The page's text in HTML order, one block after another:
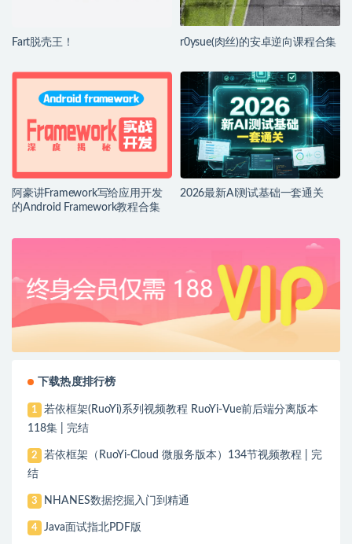
Fart脱壳王！ r0ysue(肉丝)的安卓逆向课程合集
阿豪讲Framework写给应用开发
的Android Framework教程合集
2026最新AI测试基础一套通关
下载热度排行榜
1
若依框架(RuoYi)系列视频教程 RuoYi-Vue前后端分离版本
118集 | 完结
2
若依框架（RuoYi-Cloud 微服务版本）134节视频教程 | 完
结
3 NHANES数据挖掘入门到精通
4 Java面试指北PDF版